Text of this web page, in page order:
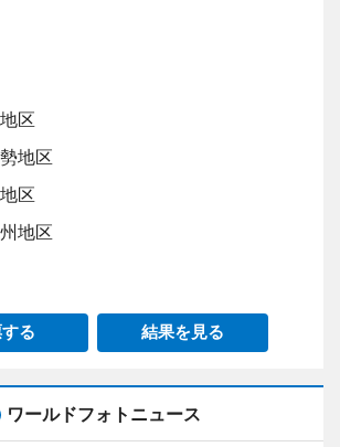
区
地区
区
地区
る 結果を見る
ワールドフォトニュース